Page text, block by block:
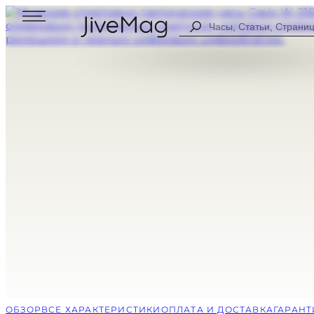
Search
...
ОБЗОР ВСЕ ХАРАКТЕРИСТИКИ ОПЛАТА И ДОСТАВКА